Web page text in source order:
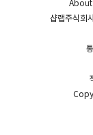
About
샵랩주식회